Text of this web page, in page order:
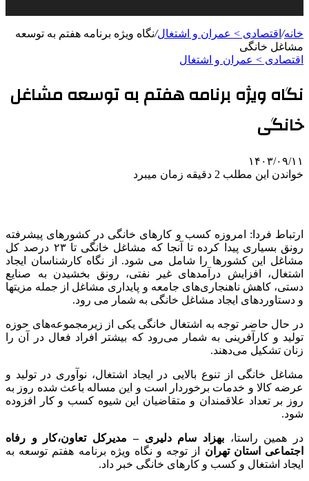
خانه/ اقتصادی > عمران و اشتغال/نگاه ویژه برنامه هفتم به توسعه
مشاغل خانگی
اقتصادی > عمران و اشتغال
نگاه ویژه برنامه هفتم به توسعه مشاغل
خانگی
۱۴۰۳/۰۹/۱۱
خواندن این مطلب 2 دقیقه زمان میبرد
ارتباط فردا: امروزه کسب و کارهای خانگی در کشورهای پیشرفته
رونق بسیاری پیدا کرده تا آنجا که مشاغل خانگی تا ۲۳ درصد کل
مشاغل این کشورها را شامل می شود. از نگاه کارشناسان ایجاد
اشتغال، افزایش درآمدهای غیر نفتی، رونق بخشیدن به صنایع
دستی، کاهش ناهنجاری‌های جامعه و پایداری مشاغل از جمله مزیتها
و دستاوردهای ایجاد مشاغل خانگی به شمار می رود.
در حال حاضر توجه به اشتغال خانگی یکی از زیرمجموعه‌های حوزه
تولید و کارآفرینی به شمار می‌رود که بیشتر افراد فعال در آن را
زنان تشکیل می‌دهند.
مشاغل خانگی از تنوع بالایی در ایجاد اشتغال، نوآوری در تولید و
عرضه کالا و خدمات برخوردار است و این مساله باعث شده روز به
روز بر تعداد علاقمندان و متقاضیان این شیوه کسب و کار افزوده
شود.
در همین راستا،بهزاد سام دلیری – مدیرکل تعاون‌،کار و رفاه
اجتماعی استان تهران
از توجه و نگاه ویژه برنامه هفتم توسعه به
ایجاد اشتغال و کسب و کارهای خانگی خبر داد.